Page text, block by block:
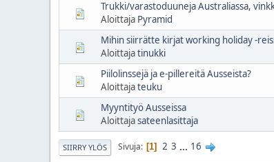
Trukki/varastoduuneja Australiassa,
Aloittaja Pyramid
Mihin siirrätte kirjat working holiday -
Aloittajatinukki
Piilolinssejä ja e-pillereitä Ausseista?
Aloittajateuku
Myyntityö Ausseissa
Aloittajasateenlasittaja
SIIRRY YLÖS Sivuja 1 2 3 ... 16